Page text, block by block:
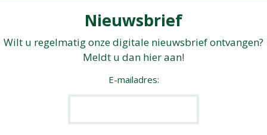
Nieuwsbrief
Wilt u regelmatig onze digitale nieuwsbrief ontvangen?
Meldt u dan hier aan!
E-mailadres: